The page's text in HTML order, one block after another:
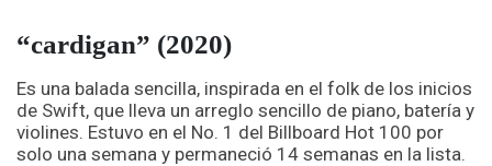
“cardigan” (2020)
Es una balada sencilla, inspirada en el folk de los inicios
de Swift, que lleva un arreglo sencillo de piano, batería y
violines. Estuvo en el No. 1 del Billboard Hot 100 por
solo una semana y permaneció 14 semanas en la lista.